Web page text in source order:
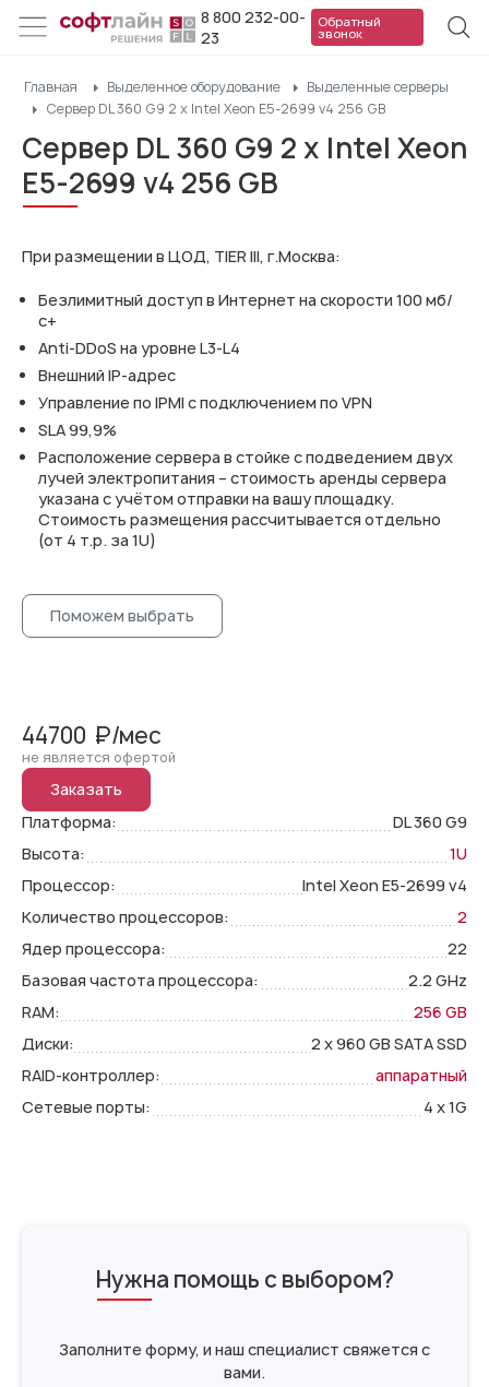
8 800 232-00-
23
Обратный
звонок
Главная Выделенное оборудование
Выделенные серверы
Сервер DL 360 G9 2 x Intel Xeon E5-2699 v4 256 GB
Сервер DL 360 G9 2 x Intel Xeon
E5-2699 v4 256 GB
При размещении в ЦОД, TIER III, г.Москва:
Безлимитный доступ в Интернет на скорости 100 мб/
с+
Anti-DDoS на уровне L3-L4
Внешний IP-адрес
Управление по IPMI с подключением по VPN
SLA 99,9%
Расположение сервера в стойке с подведением двух
лучей электропитания – стоимость аренды сервера
указана с учётом отправки на вашу площадку.
Стоимость размещения рассчитывается отдельно
(от 4 т.р. за 1U)
Поможем выбрать
Платформа:
DL 360 G9
Высота:
1U
Процессор:
Intel Xeon E5-2699 v4
Количество процессоров:
2
Ядер процессора:
22
Базовая частота процессора:
2.2 GHz
RAM:
256 GB
Диски:
2 x 960 GB SATA SSD
RAID-контроллер:
аппаратный
Сетевые порты:
4 x 1G
44700 ₽/мес
не является офертой
Заказать
Нужна помощь с выбором?
Заполните форму, и наш специалист свяжется с
вами.